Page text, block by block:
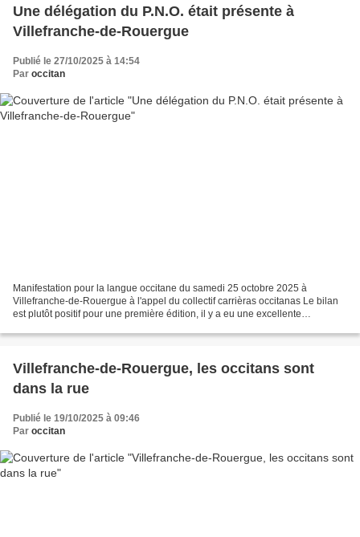
Une délégation du P.N.O. était présente à
Villefranche-de-Rouergue
Publié le 27/10/2025 à 14:54
Par occitan
Manifestation pour la langue occitane du samedi 25 octobre 2025 à
Villefranche-de-Rouergue à l'appel du collectif carrièras occitanas Le bilan
est plutôt positif pour une première édition, il y a eu une excellente
Villefranche-de-Rouergue, les occitans sont
dans la rue
Publié le 19/10/2025 à 09:46
Par occitan